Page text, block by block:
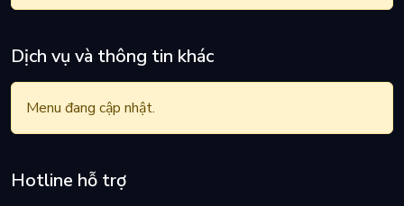
Dịch vụ và thông tin khác
Menu đang cập nhật.
Hotline hỗ trợ